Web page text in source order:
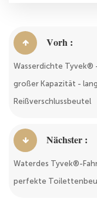
Vorh :
Wasserdichte
großer Kapazität -
Reißverschlussbeutel
Nächster :
Waterdes Tyvek®-
perfekte